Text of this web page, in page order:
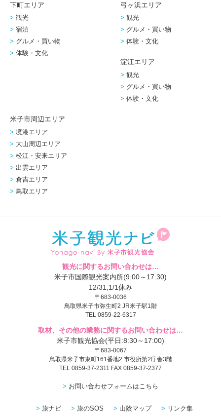
下町エリア
観光
宿泊
グルメ・買い物
体験・文化
弓ヶ浜エリア
観光
グルメ・買い物
体験・文化
淀江エリア
観光
グルメ・買い物
体験・文化
米子市周辺エリア
境港エリア
大山周辺エリア
松江・安来エリア
出雲エリア
倉吉エリア
鳥取エリア
観光に関するお問い合わせは…
米子市国際観光案内所(9:00～17:30)
12/31,1/1休み
〒683-0036
鳥取県米子市弥生町2 JR米子駅1階
TEL 0859-22-6317
取材、その他の業務に関するお問い合わせは…
米子市観光協会(平日:8:30～17:00)
〒683-0067
鳥取県米子市東町161番地2 市役所第2庁舎3階
TEL 0859-37-2311 FAX 0859-37-2377
お問い合わせフォームはこちら
旅ナビ 旅のSOS 山陰マップ
リンク集